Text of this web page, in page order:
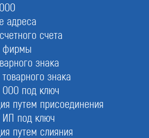
адреса
счета
фирмы
знака
знака
ООО под ключ
путем присоединения
ИП под ключ
путем слияния
реестр изыскателей